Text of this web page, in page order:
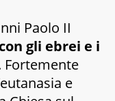
Paolo II
gli ebrei e i
Fortemente
e